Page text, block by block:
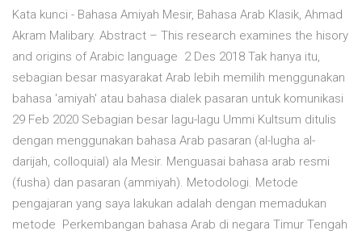
Kata kunci - Bahasa Amiyah Mesir, Bahasa Arab Klasik, Ahmad
Akram Malibary. Abstract – This research examines the hisory
and origins of Arabic language 2 Des 2018 Tak hanya itu,
sebagian besar masyarakat Arab lebih memilih menggunakan
bahasa 'amiyah' atau bahasa dialek pasaran untuk komunikasi
29 Feb 2020 Sebagian besar lagu-lagu Ummi Kultsum ditulis
dengan menggunakan bahasa Arab pasaran (al-lugha al-
darijah, colloquial) ala Mesir. Menguasai bahasa arab resmi
(fusha) dan pasaran (ammiyah). Metodologi. Metode
pengajaran yang saya lakukan adalah dengan memadukan
metode Perkembangan bahasa Arab di negara Timur Tengah